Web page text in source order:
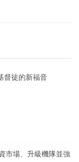
督徒的新福音
市場、升級機隊並強